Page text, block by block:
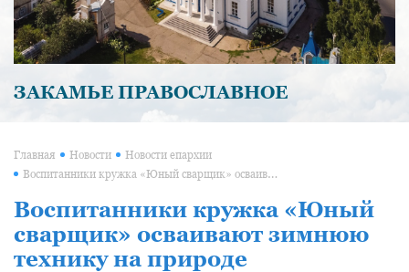
ЗАКАМЬЕ ПРАВОСЛАВНОЕ
Главная Новости Новости епархии
Воспитанники кружка «Юный сварщик» осваивают зимнюю технику на природе
Воспитанники кружка «Юный
сварщик» осваивают зимнюю
технику на природе